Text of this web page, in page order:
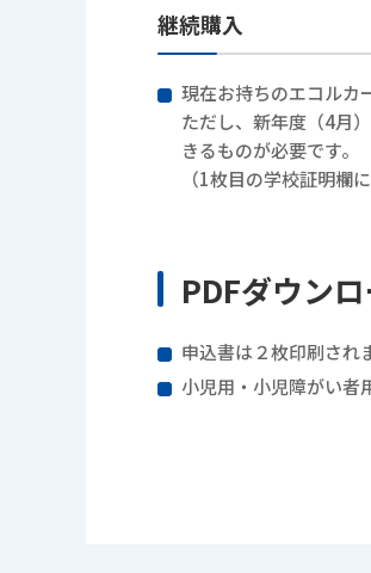
継続購入
現在お持ちのエコルカ
ただし、新年度（4月
きるものが必要です。
（1枚目の学校証明欄
PDFダウン
申込書は２枚印刷され
小児用・小児障がい者